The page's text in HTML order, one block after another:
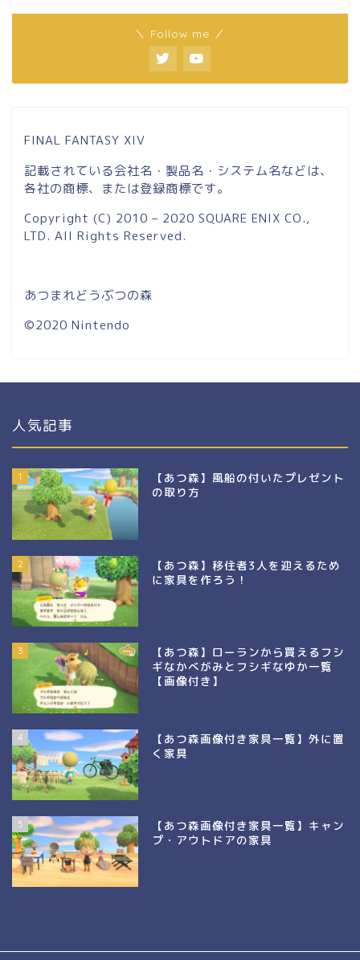
＼ Follow me ／
FINAL FANTASY XIV
記載されている会社名・製品名・システム名などは、
各社の商標、または登録商標です。
Copyright (C) 2010 – 2020 SQUARE ENIX CO.,
LTD. All Rights Reserved.
あつまれどうぶつの森
©2020 Nintendo
人気記事
1
【あつ森】風船の付いたプレゼント
の取り方
2
【あつ森】移住者3人を迎えるため
に家具を作ろう！
3
【あつ森】ローランから買えるフシ
ギなかべがみとフシギなゆか一覧
【画像付き】
4
【あつ森画像付き家具一覧】外に置
く家具
5
【あつ森画像付き家具一覧】キャン
プ・アウトドアの家具